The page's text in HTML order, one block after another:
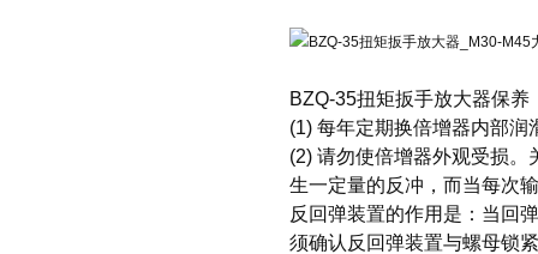
BZQ-35扭矩扳手放大器保养
(1) 每年定期换倍增器内部润
(2) 请勿使倍增器外观受损
生一定量的反冲，而当每次
反回弹装置的作用是：当回
须确认反回弹装置与螺母锁